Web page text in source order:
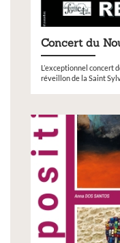
Concert du
L’exceptionnel concert
réveillon de la Saint